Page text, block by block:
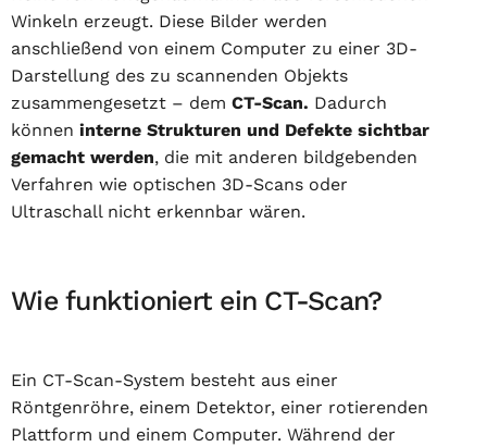
Winkeln erzeugt. Diese Bilder werden
anschließend von einem Computer zu einer 3D-
Darstellung des zu scannenden Objekts
zusammengesetzt – dem CT-Scan. Dadurch
können interne Strukturen und Defekte sichtbar
gemacht werden, die mit anderen bildgebenden
Verfahren wie optischen 3D-Scans oder
Ultraschall nicht erkennbar wären.
Wie funktioniert ein CT-Scan?
Ein CT-Scan-System besteht aus einer
Röntgenröhre, einem Detektor, einer rotierenden
Plattform und einem Computer. Während der